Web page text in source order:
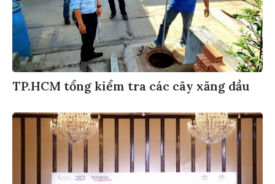
TP.HCM tổng kiểm tra các cây xăng dầu